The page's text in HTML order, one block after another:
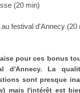
(20 min)
festival d'Annecy (20
pour ces bonus
d'Annecy. La
sont presque
mais l'intérêt est